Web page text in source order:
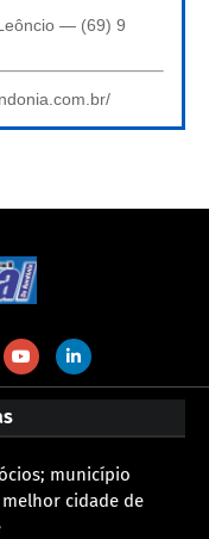
— (69) 9
município
cidade de